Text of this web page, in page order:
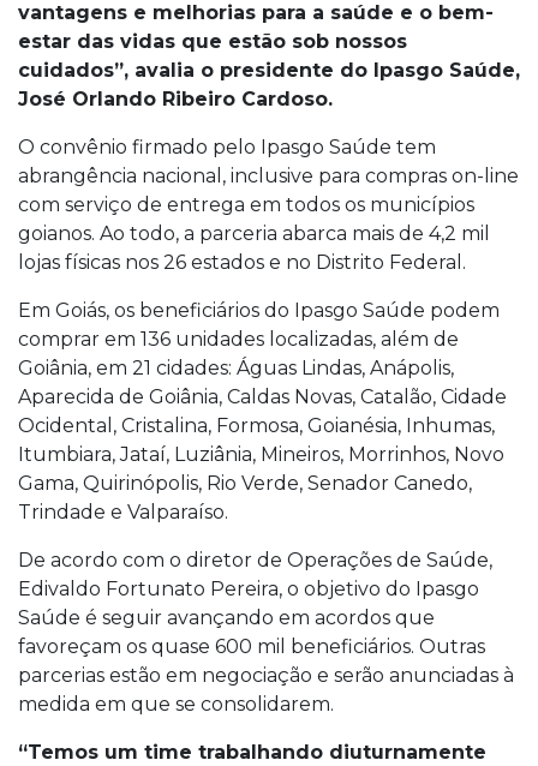
vantagens e melhorias para a saúde e o bem-
estar das vidas que estão sob nossos
cuidados”, avalia o presidente do Ipasgo Saúde,
José Orlando Ribeiro Cardoso.
O convênio firmado pelo Ipasgo Saúde tem
abrangência nacional, inclusive para compras on-line
com serviço de entrega em todos os municípios
goianos. Ao todo, a parceria abarca mais de 4,2 mil
lojas físicas nos 26 estados e no Distrito Federal.
Em Goiás, os beneficiários do Ipasgo Saúde podem
comprar em 136 unidades localizadas, além de
Goiânia, em 21 cidades: Águas Lindas, Anápolis,
Aparecida de Goiânia, Caldas Novas, Catalão, Cidade
Ocidental, Cristalina, Formosa, Goianésia, Inhumas,
Itumbiara, Jataí, Luziânia, Mineiros, Morrinhos, Novo
Gama, Quirinópolis, Rio Verde, Senador Canedo,
Trindade e Valparaíso.
De acordo com o diretor de Operações de Saúde,
Edivaldo Fortunato Pereira, o objetivo do Ipasgo
Saúde é seguir avançando em acordos que
favoreçam os quase 600 mil beneficiários. Outras
parcerias estão em negociação e serão anunciadas à
medida em que se consolidarem.
“Temos um time trabalhando diuturnamente